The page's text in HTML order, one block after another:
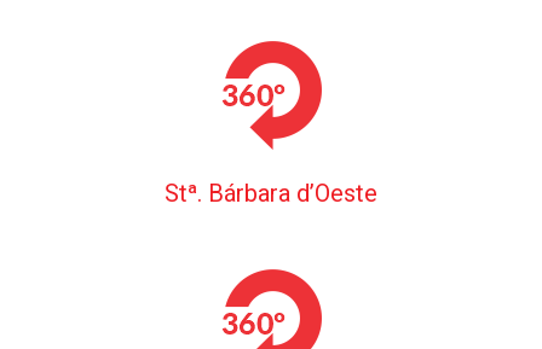
Stª. Bárbara d’Oeste